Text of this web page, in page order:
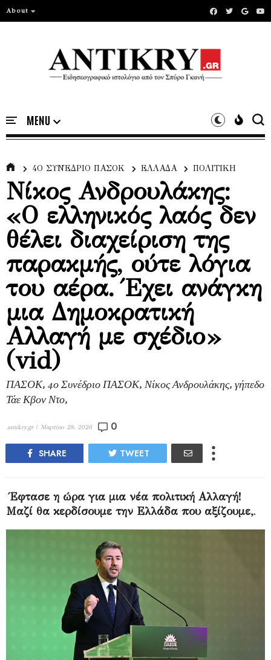
About
4Ο ΣΥΝΈΔΡΙΟ ΠΑΣΟΚ ΕΛΛΑΔΑ ΠΟΛΙΤΙΚΗ
Νίκος Ανδρουλάκης:
«Ο ελληνικός λαός δεν
θέλει διαχείριση της
παρακμής, ούτε λόγια
του αέρα. Έχει ανάγκη
μια Δημοκρατική
Αλλαγή με σχέδιο»
(vid)
ΠΑΣΟΚ, 4ο Συνέδριο ΠΑΣΟΚ, Νίκος Ανδρουλάκης, γήπεδο
Τάε Κβον Ντο,
antikry.gr | Μαρτίου 28, 2026 0
SHARE TWEET
Έφτασε η ώρα για μια νέα πολιτική Αλλαγή!
Μαζί θα κερδίσουμε την Ελλάδα που αξίζουμε,.